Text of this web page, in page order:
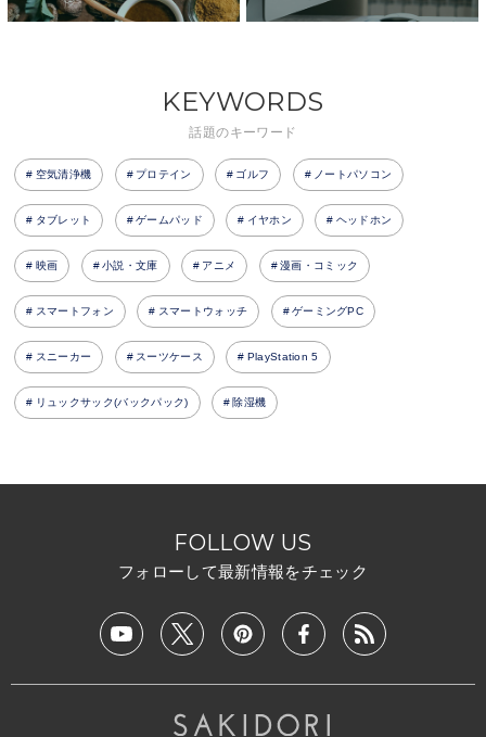
KEYWORDS
話題のキーワード
空気清浄機 プロテイン ゴルフ ノートパソコン
タブレット ゲームパッド イヤホン ヘッドホン
映画 小説・文庫 アニメ 漫画・コミック
スマートフォン スマートウォッチ ゲーミングPC
スニーカー スーツケース PlayStation 5
リュックサック(バックパック) 除湿機
FOLLOW US
フォローして最新情報をチェック